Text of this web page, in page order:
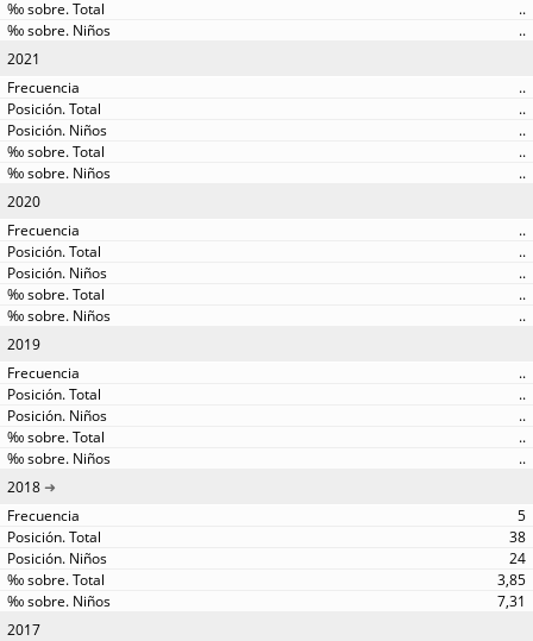
..
..
2021
..
..
..
..
..
2020
..
..
..
..
..
2019
..
..
..
..
..
2018
5
38
24
3,85
7,31
2017